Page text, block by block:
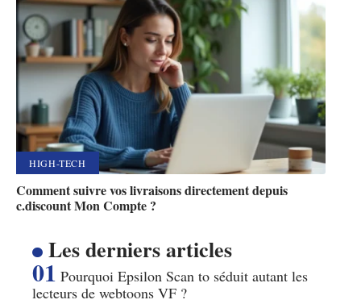
HIGH-TECH
Comment suivre vos livraisons directement depuis
c.discount Mon Compte ?
Les derniers articles
Pourquoi Epsilon Scan to séduit autant les
lecteurs de webtoons VF ?